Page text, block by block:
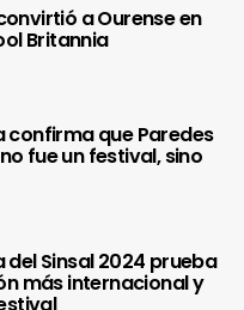
a Ourense en
Britannia
confirma que Paredes
fue un festival, sino
Sinsal 2024 prueba
más internacional y